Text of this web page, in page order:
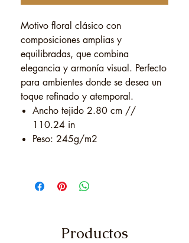
Motivo floral clásico con
composiciones amplias y
equilibradas, que combina
elegancia y armonía visual. Perfecto
para ambientes donde se desea un
toque refinado y atemporal.
Ancho tejido 2.80 cm //
110.24 in
Peso: 245g/m2
Productos